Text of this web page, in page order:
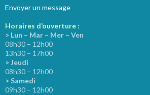
Envoyer un message
Horaires d’ouverture :
> Lun – Mar – Mer – Ven
08h30 – 12h00
13h30 – 17h00
> Jeudi
08h30 – 12h00
> Samedi
09h30 – 12h00